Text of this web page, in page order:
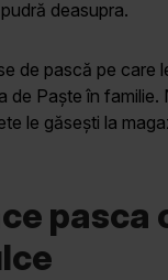
deasupra.
de pască pe care
de Paște în familie.
le găsești la
pasca